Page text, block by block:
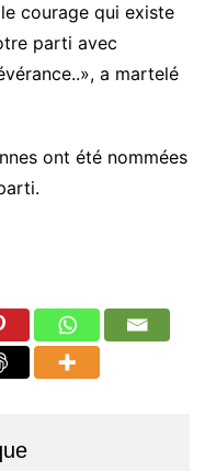
courage qui existe
parti avec
a martelé
ont été nommées